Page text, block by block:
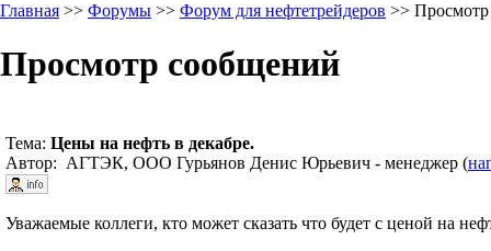
Главная >> Форумы >> Форум для нефтетрейдеров >>
Просмотр сообщений
Тема: Цены на нефть в декабре.
Автор: АГТЭК, ООО Гурьянов Денис Юрьевич - менеджер (
Уважаемые коллеги, кто может сказать что будет с ценой на